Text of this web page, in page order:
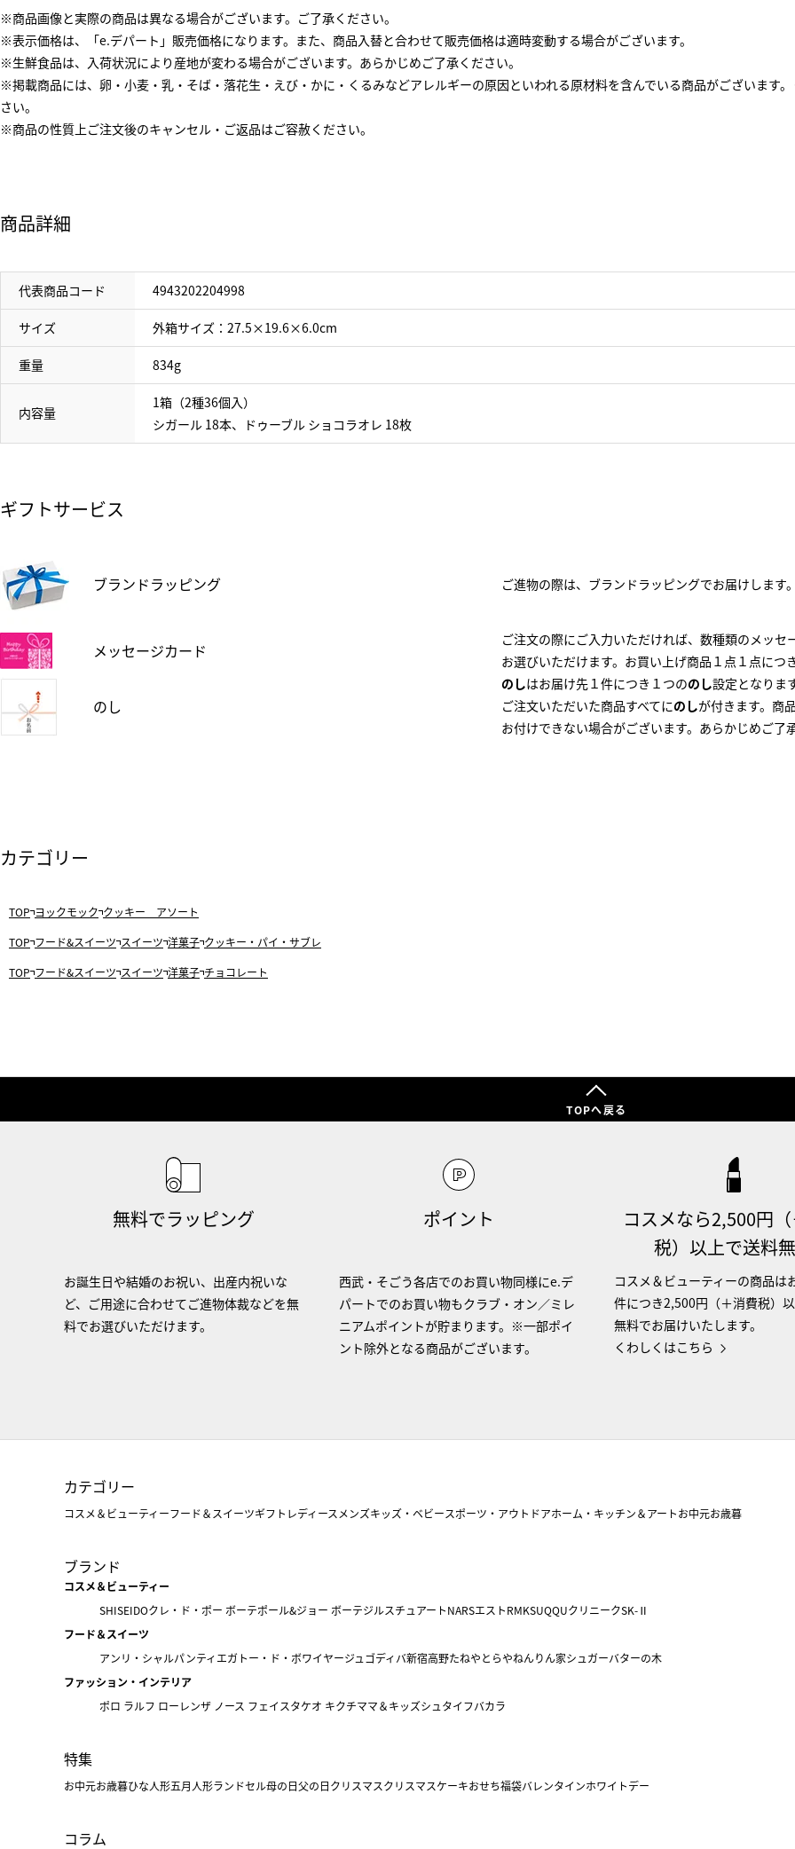
※商品画像と実際の商品は異なる場合がございます。ご了承ください。
※表示価格は、「e.デパート」販売価格になります。また、商品入替と合わせて販売価格は適時変動する場合がございます。
※生鮮食品は、入荷状況により産地が変わる場合がございます。あらかじめご了承ください。
※掲載商品には、卵・小麦・乳・そば・落花生・えび・かに・くるみなどアレルギーの原因といわれる原材料を含んでいる商品がございます
さい。
※商品の性質上ご注文後のキャンセル・ご返品はご容赦ください。
商品詳細
代表商品コード 4943202204998
サイズ 外箱サイズ：27.5×19.6×6.0cm
重量 834g
内容量
1箱（2種36個入）
シガール 18本、ドゥーブル ショコラオレ 18枚
ギフトサービス
ブランドラッピング ご進物の際は、ブランドラッピングでお届けします。
メッセージカード
ご注文の際にご入力いただければ、数種類のメッセ
お選びいただけます。お買い上げ商品１点１点につ
のし
のしはお届け先１件につき１つののし設定となります
ご注文いただいた商品すべてにのしが付きます。商
お付けできない場合がございます。あらかじめご了
カテゴリー
TOP ヨックモック クッキー アソート
TOP フード&スイーツ スイーツ 洋菓子 クッキー・パイ・サブレ
TOP フード&スイーツ スイーツ 洋菓子 チョコレート
TOPへ戻る
無料でラッピング
お誕生日や結婚のお祝い、出産内祝いな
ど、ご用途に合わせてご進物体裁などを無
料でお選びいただけます。
ポイント
西武・そごう各店でのお買い物同様にe.デ
パートでのお買い物もクラブ・オン／ミレ
ニアムポイントが貯まります。※一部ポイ
ント除外となる商品がございます。
コスメなら2,500円
税）以上で送料
コスメ＆ビューティーの商品は
件につき2,500円（＋消費税）
無料でお届けいたします。
くわしくはこちら
カテゴリー
コスメ＆ビューティーフード＆スイーツギフト レディース メンズキッズ・ベビースポーツ・アウトドアホーム・キッチン＆アートお中元お歳暮
ブランド
コスメ＆ビューティー
SHISEIDOクレ・ド・ポー ボーテポール&ジョー ボーテジルスチュアートNARSエストRMKSUQQUクリニークSK-Ⅱ
フード＆スイーツ
アンリ・シャルパンティエガトー・ド・ボワイヤージュ ゴディバ新宿高野たねやとらやねんりん家シュガーバターの木
ファッション・インテリア
ポロ ラルフ ローレンザ ノース フェイスタケオ キクチママ＆キッズシュタイフバカラ
特集
お中元お歳暮ひな人形五月人形ランドセル母の日父の日クリスマスクリスマスケーキおせち福袋バレンタインホワイトデー
コラム